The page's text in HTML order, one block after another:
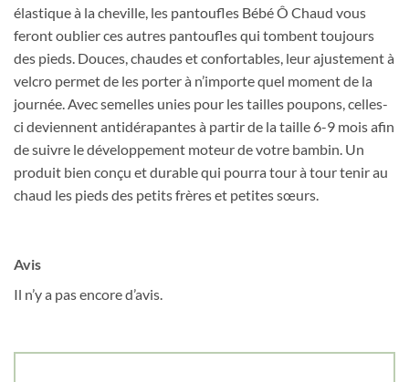
élastique à la cheville, les pantoufles Bébé Ô Chaud vous
feront oublier ces autres pantoufles qui tombent toujours
des pieds. Douces, chaudes et confortables, leur ajustement à
velcro permet de les porter à n’importe quel moment de la
journée. Avec semelles unies pour les tailles poupons, celles-
ci deviennent antidérapantes à partir de la taille 6-9 mois afin
de suivre le développement moteur de votre bambin. Un
produit bien conçu et durable qui pourra tour à tour tenir au
chaud les pieds des petits frères et petites sœurs.
Avis
Il n’y a pas encore d’avis.
Nom*
Date de naissance
Cliquez ici pour obtenir votre 10%